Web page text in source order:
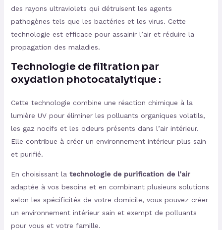
des rayons ultraviolets qui détruisent les agents
pathogènes tels que les bactéries et les virus. Cette
technologie est efficace pour assainir l’air et réduire la
propagation des maladies.
Technologie de filtration par
oxydation photocatalytique :
Cette technologie combine une réaction chimique à la
lumière UV pour éliminer les polluants organiques volatils,
les gaz nocifs et les odeurs présents dans l’air intérieur.
Elle contribue à créer un environnement intérieur plus sain
et purifié.
En choisissant la technologie de purification de l’air
adaptée à vos besoins et en combinant plusieurs solutions
selon les spécificités de votre domicile, vous pouvez créer
un environnement intérieur sain et exempt de polluants
pour vous et votre famille.